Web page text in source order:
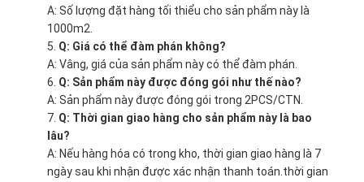
A: Số lượng đặt hàng tối thiểu cho sản phẩm này là
1000m2.
Q: Giá có thể đàm phán không?
A: Vâng, giá của sản phẩm này có thể đàm phán.
Q: Sản phẩm này được đóng gói như thế nào?
A: Sản phẩm này được đóng gói trong 2PCS/CTN.
Q: Thời gian giao hàng cho sản phẩm này là bao
lâu?
A: Nếu hàng hóa có trong kho, thời gian giao hàng là 7
ngày sau khi nhận được xác nhận thanh toán.thời gian